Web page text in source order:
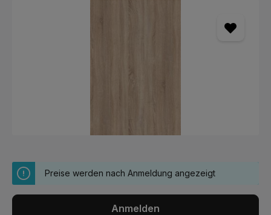
Preise werden nach Anmeldung angezeigt
Anmelden